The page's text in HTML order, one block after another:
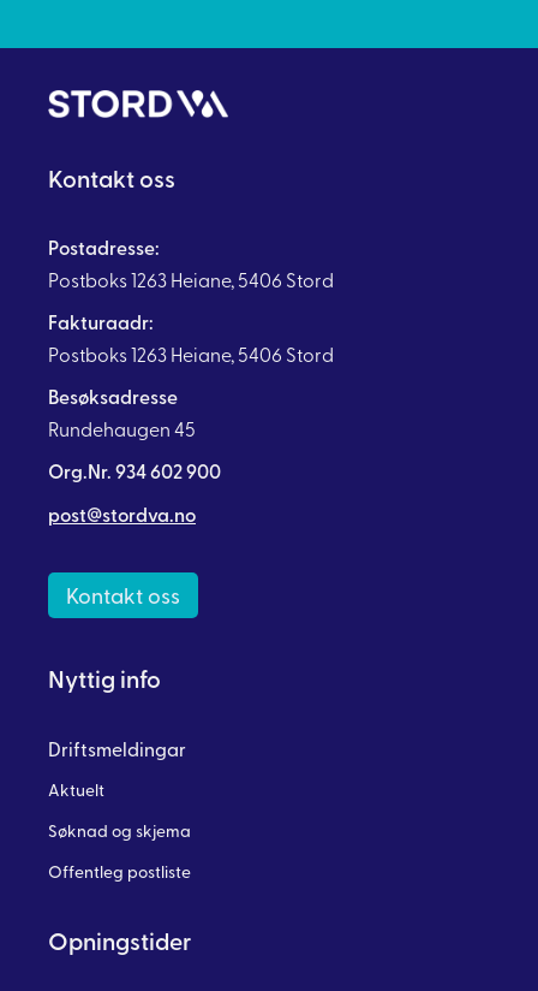
Kontakt oss
Postadresse:
Postboks 1263 Heiane, 5406 Stord
Fakturaadr:
Postboks 1263 Heiane, 5406 Stord
Besøksadresse
Rundehaugen 45
Org.Nr. 934 602 900
post@stordva.no
Kontakt oss
Nyttig info
Driftsmeldingar
Aktuelt
Søknad og skjema
Offentleg postliste
Opningstider